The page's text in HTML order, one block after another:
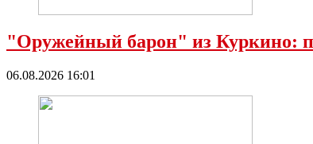
"Оружейный барон" из Куркино:
06.08.2026 16:01